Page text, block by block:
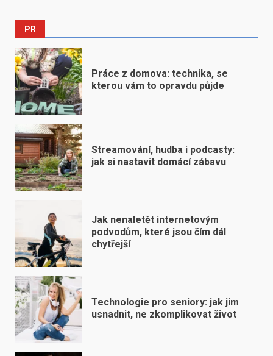
PR
Práce z domova: technika, se
kterou vám to opravdu půjde
Streamování, hudba i podcasty:
jak si nastavit domácí zábavu
Jak nenaletět internetovým
podvodům, které jsou čím dál
chytřejší
Technologie pro seniory: jak jim
usnadnit, ne zkomplikovat život